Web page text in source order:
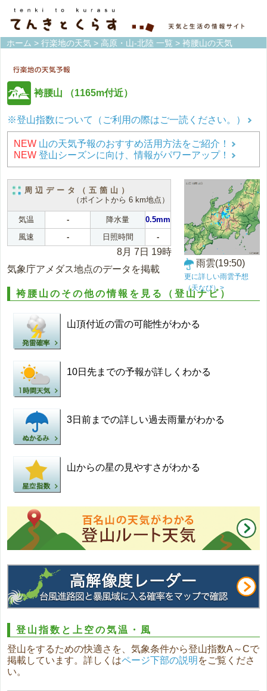
ホーム > 行楽地の天気 > 高原・山-北陸 一覧 > 袴腰山の天気
袴腰山 （1165m付近）
※登山指数について（ご利用の際はご一読ください。）
NEW 山の天気予報のおすすめ活用方法をご紹介！
NEW 登山シーズンに向け、情報がパワーアップ！
周辺データ（五箇山）
（ポイントから 6 km地点）
気温 - 降水量
0.5mm
風速
- 日照時間 -
8月 7日 19時
気象庁アメダス地点のデータを掲載
雨雲(19:50)
更に詳しい雨雲予想
（天なび）>
袴腰山のその他の情報を見る（登山ナビ）
山頂付近の雷の可能性がわかる
10日先までの予報が詳しくわかる
3日前までの詳しい過去雨量がわかる
山からの星の見やすさがわかる
登山指数と上空の気温・風
登山をするための快適さを、気象条件から登山指数A～Cで
掲載しています。詳しくはページ下部の説明 をご覧くださ
い。